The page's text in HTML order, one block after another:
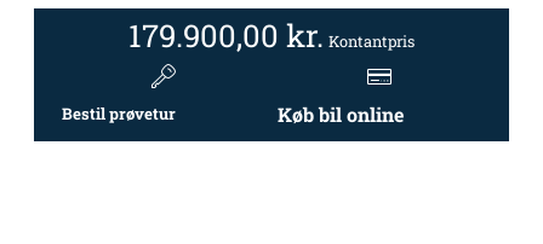
179.900,00 kr. Kontantpris
Bestil prøvetur Køb bil online